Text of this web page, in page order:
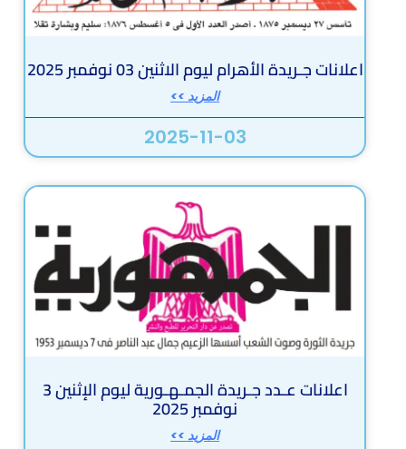
اعلانات جـريدة الأهرام ليوم الاثنين 03 نوفمبر 2025
المزيد >>
2025-11-03
اعلانات عـدد جـريدة الجمـهـورية ليوم الإثنين 3
نوفمبر 2025
المزيد >>